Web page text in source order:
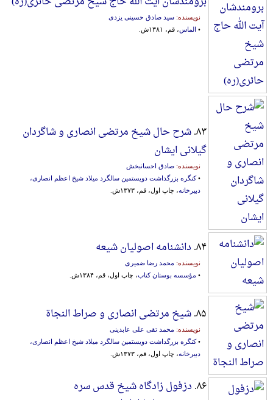
نویسنده: سید صادق حسینی یزدی
• الماس، قم، ۱۳۸۱ش.
۸۳. شرح حال شیخ مرتضی انصاری و شاگردان
گیلانی ایشان
نویسنده: صادق احسانبخش
•کنگره بزرگداشت دویستمین سالگرد میلاد شیخ اعظم انصاری،
دبیرخانه، چاپ اول، قم، ۱۳۷۳ش.
۸۴. دانشنامه اصولیان شیعه
نویسنده: محمد رضا ضمیری
• مؤسسه بوستان کتاب، چاپ اول، قم، ۱۳۸۴ش.
۸۵. شیخ مرتضی انصاری و صراط النجاة
نویسنده: محمد تقی علی عابدینی
•کنگره بزرگداشت دویستمین سالگرد میلاد شیخ اعظم انصاری،
دبیرخانه، چاپ اول، قم، ۱۳۷۳ش.
۸۶. دزفول زادگاه شیخ قدس سره